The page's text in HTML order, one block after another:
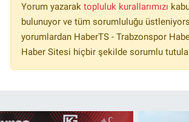
Yorum yazarak topluluk kurallarımızı
bulunuyor ve tüm sorumluluğu
yorumlardan HaberTS - Trabzonspor
Haber Sitesi hiçbir şekilde sorumlu